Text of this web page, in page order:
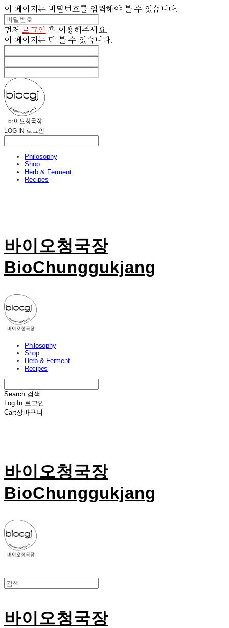
이 페이지는 비밀번호를 입력해야 볼 수 있습니다.
먼저 로그인 후 이용해주세요.
이 페이지는만 볼 수 있습니다.
LOG IN 로그인
Philosophy
Shop
Herb & Ferment
Recipes
바이오청국장
BioChunggukjang
Philosophy
Shop
Herb & Ferment
Recipes
Search 검색
Log In 로그인
Cart장바구니
바이오청국장
BioChunggukjang
바이오청국장